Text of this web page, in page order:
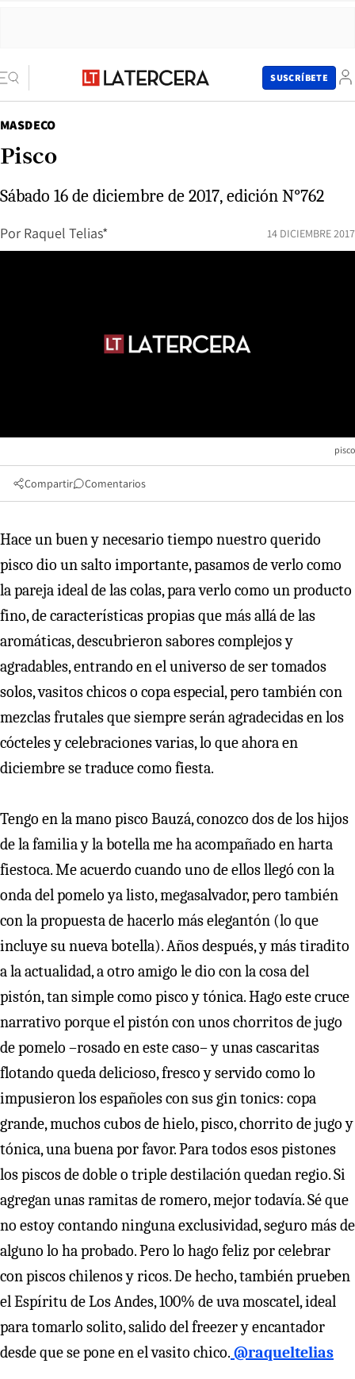
SUSCRÍBETE
MASDECO
Pisco
Sábado 16 de diciembre de 2017, edición N°762
Por Raquel Telias* 14 DICIEMBRE 2017
pisco
Compartir Comentarios
Hace un buen y necesario tiempo nuestro querido
pisco dio un salto importante, pasamos de verlo como
la pareja ideal de las colas, para verlo como un producto
fino, de características propias que más allá de las
aromáticas, descubrieron sabores complejos y
agradables, entrando en el universo de ser tomados
solos, vasitos chicos o copa especial, pero también con
mezclas frutales que siempre serán agradecidas en los
cócteles y celebraciones varias, lo que ahora en
diciembre se traduce como fiesta.
Tengo en la mano pisco Bauzá, conozco dos de los hijos
de la familia y la botella me ha acompañado en harta
fiestoca. Me acuerdo cuando uno de ellos llegó con la
onda del pomelo ya listo, megasalvador, pero también
con la propuesta de hacerlo más elegantón (lo que
incluye su nueva botella). Años después, y más tiradito
a la actualidad, a otro amigo le dio con la cosa del
pistón, tan simple como pisco y tónica. Hago este cruce
narrativo porque el pistón con unos chorritos de jugo
de pomelo –rosado en este caso– y unas cascaritas
flotando queda delicioso, fresco y servido como lo
impusieron los españoles con sus gin tonics: copa
grande, muchos cubos de hielo, pisco, chorrito de jugo y
tónica, una buena por favor. Para todos esos pistones
los piscos de doble o triple destilación quedan regio. Si
agregan unas ramitas de romero, mejor todavía. Sé que
no estoy contando ninguna exclusividad, seguro más de
alguno lo ha probado. Pero lo hago feliz por celebrar
con piscos chilenos y ricos. De hecho, también prueben
el Espíritu de Los Andes, 100% de uva moscatel, ideal
para tomarlo solito, salido del freezer y encantador
desde que se pone en el vasito chico. @raqueltelias